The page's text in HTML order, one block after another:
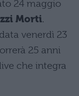
24 maggio
Morti.
venerdì 23
25 anni
che integra